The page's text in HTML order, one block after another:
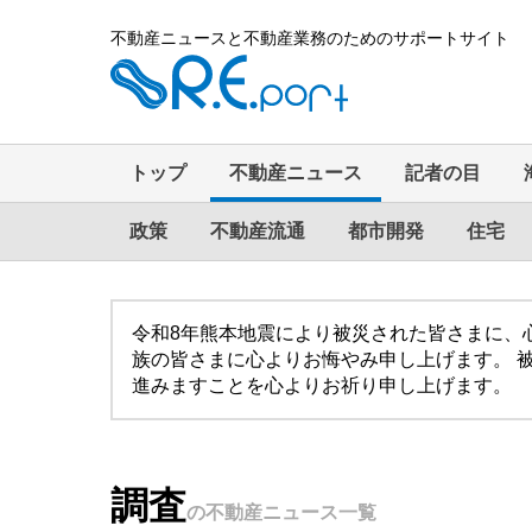
不動産ニュースと不動産業務のためのサポートサイト
トップ 不動産ニュース 記者の目
政策 不動産流通 都市開発 住宅
令和8年熊本地震により被災された皆さまに
族の皆さまに心よりお悔やみ申し上げます。
進みますことを心よりお祈り申し上げます。
調査の不動産ニュース一覧